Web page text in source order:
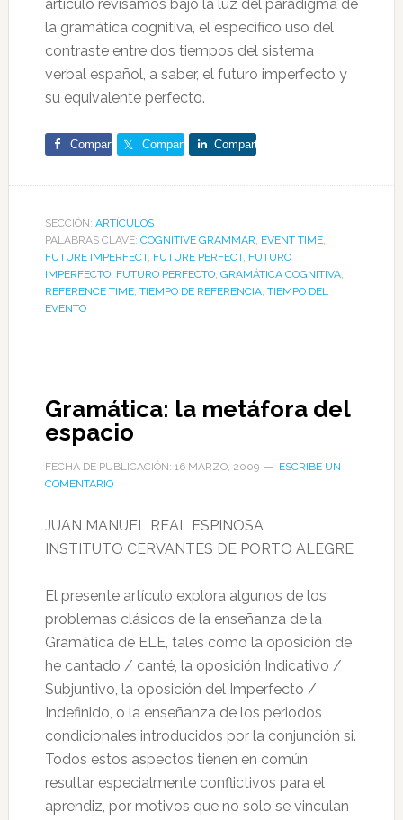
articulo revisamos bajo la luz del paradigma de
la gramática cognitiva, el específico uso del
contraste entre dos tiempos del sistema
verbal español, a saber, el futuro imperfecto y
su equivalente perfecto.
Comparte Comparte Comparte
SECCIÓN: ARTÍCULOS
PALABRAS CLAVE: COGNITIVE GRAMMAR, EVENT TIME,
FUTURE IMPERFECT, FUTURE PERFECT, FUTURO
IMPERFECTO, FUTURO PERFECTO, GRAMÁTICA COGNITIVA,
REFERENCE TIME, TIEMPO DE REFERENCIA, TIEMPO DEL
EVENTO
Gramática: la metáfora del
espacio
FECHA DE PUBLICACIÓN: 16 MARZO, 2009
ESCRIBE UN
COMENTARIO
JUAN MANUEL REAL ESPINOSA
INSTITUTO CERVANTES DE PORTO ALEGRE
El presente artículo explora algunos de los
problemas clásicos de la enseñanza de la
Gramática de ELE, tales como la oposición de
he cantado / canté, la oposición Indicativo /
Subjuntivo, la oposición del Imperfecto /
Indefinido, o la enseñanza de los periodos
condicionales introducidos por la conjunción si.
Todos estos aspectos tienen en común
resultar especialmente conflictivos para el
aprendiz, por motivos que no solo se vinculan